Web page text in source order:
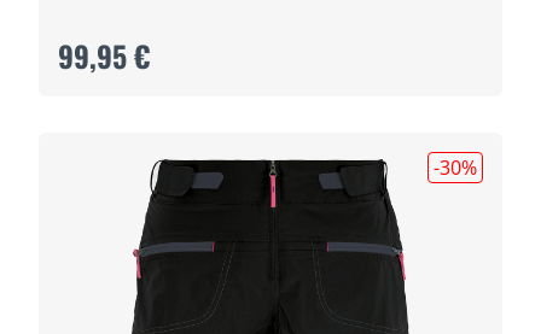
99,95 €
-30%